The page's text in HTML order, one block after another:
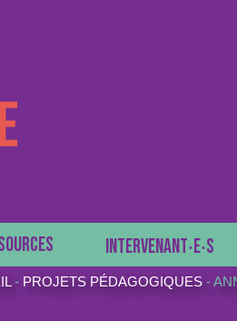
INTERVENANT‧E‧S
- PROJETS PÉDAGOGIQUES -